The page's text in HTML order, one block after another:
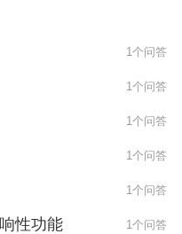
1个问答
1个问答
1个问答
1个问答
1个问答
性功能 1个问答